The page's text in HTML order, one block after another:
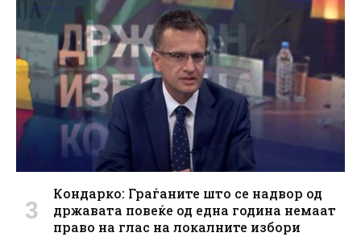
Кондарко: Граѓаните што се надвор од
државата повеќе од една година немаат
право на глас на локалните избори